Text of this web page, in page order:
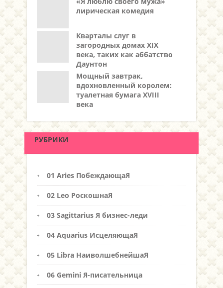
лирическая комедия
Кварталы слуг в
загородных домах XIX
века, таких как аббатство
Даунтон
Мощный завтрак,
вдохновленный королем:
туалетная бумага XVIII
века
РУБРИКИ
01 Aries ПобеждающаЯ
02 Leo РоскошнаЯ
03 Sagittarius Я бизнес-леди
04 Aquarius ИсцеляющаЯ
05 Libra НаиволшебнейшаЯ
06 Gemini Я-писательница